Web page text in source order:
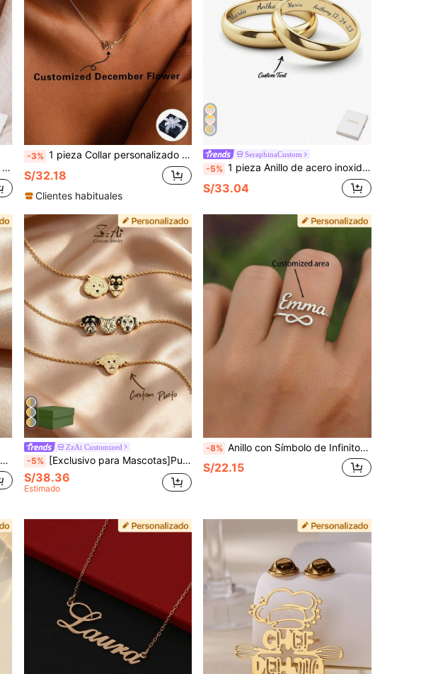
-3% 1 pieza Collar personalizado vintage de rama dorada con flor y rubí, collar delicado de cadena fina con diseño floral para la clavícula, accesorio versátil para el día a día, regalo considerado para mejor amigo, pareja, aniversario, adecuado para hombres y mujeres, elegante y versátil. Perfecto para ella/él, novio/novia, padres, familia, aniversario, cumpleaños, graduación, baile de graduación, fiesta, regalo del Día de la Madre para mujeres
S/32.18
Clientes habituales
SeraphinaCustom
-5% 1 pieza Anillo de acero inoxidable personalizado con grabado láser de nombre y números en inglés, accesorios de joyería para hombres y mujeres, regalo personalizado, aniversario
S/33.04
ZzAi Customized
-5% [Exclusivo para Mascotas]Pulsera/Collar Personalizado con Retrato de Mascota, Pulsera/Collar de Mascota que se Mantiene a tu Lado
S/38.36
Estimado
-8% Anillo con Símbolo de Infinito Personalizado Hecho a Medida Grabado con Nombre y Fecha Apertura Ajustable Acero Inoxidable Joyería de Iniciales Personalizada
S/22.15